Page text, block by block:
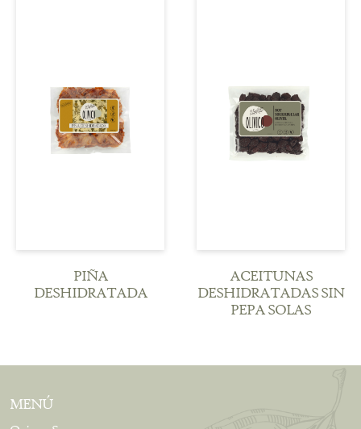
Ver detalle
PIÑA
DESHIDRATADA
Ver detalle
ACEITUNAS
DESHIDRATADAS SIN
PEPA SOLAS
MENÚ